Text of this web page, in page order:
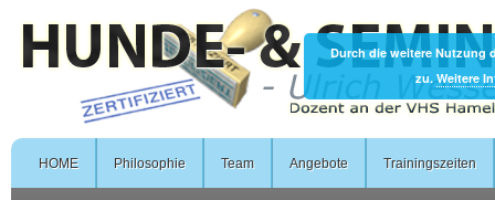
HOME Philosophie Team Angebote Trainingszeiten
Durch die weitere Nutzung
zu. Weitere